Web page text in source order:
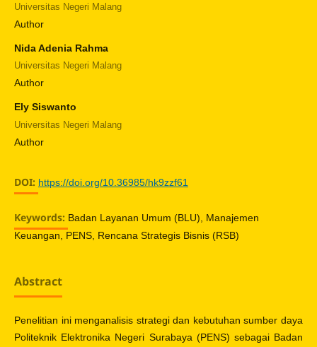
Universitas Negeri Malang
Author
Nida Adenia Rahma
Universitas Negeri Malang
Author
Ely Siswanto
Universitas Negeri Malang
Author
DOI: https://doi.org/10.36985/hk9zzf61
Keywords: Badan Layanan Umum (BLU), Manajemen
Keuangan, PENS, Rencana Strategis Bisnis (RSB)
Abstract
Penelitian ini menganalisis strategi dan kebutuhan sumber daya
Politeknik Elektronika Negeri Surabaya (PENS) sebagai Badan